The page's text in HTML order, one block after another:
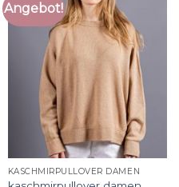
Angebot!
KASCHMIRPULLOVER DAMEN